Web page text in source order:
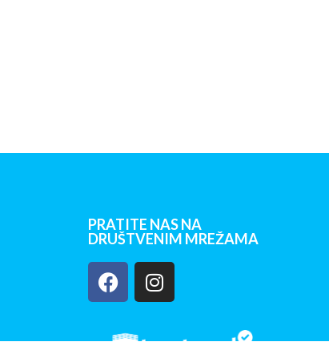
PRATITE NAS NA
DRUŠTVENIM MREŽAMA